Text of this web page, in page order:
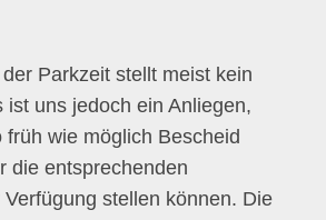
Parkzeit stellt meist kein
ist uns jedoch ein Anliegen,
früh wie möglich Bescheid
die entsprechenden
stellen können. Die